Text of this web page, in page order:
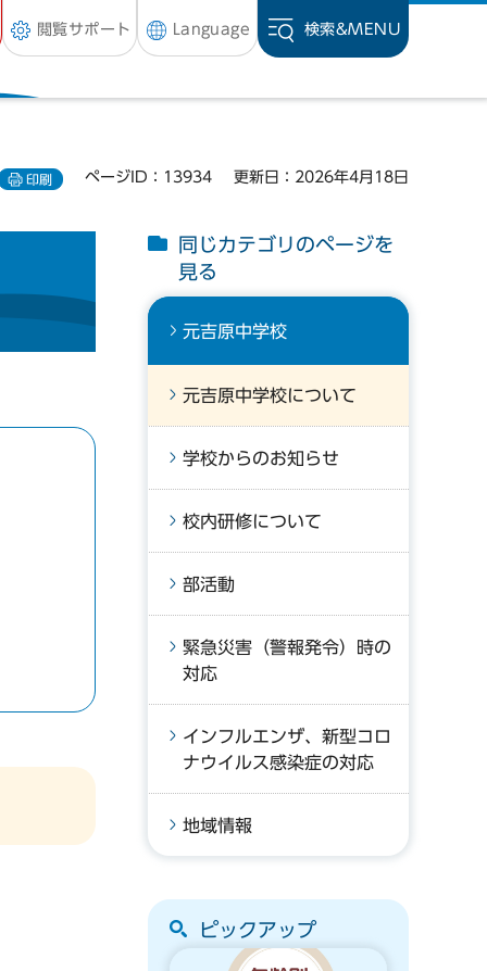
閲覧サポート Language 検索&MENU
印刷 ページID：13934 更新日：2026年4月18日
同じカテゴリのページを
見る
元吉原中学校
元吉原中学校について
学校からのお知らせ
校内研修について
部活動
緊急災害（警報発令）時の
対応
インフルエンザ、新型コロ
ナウイルス感染症の対応
地域情報
ピックアップ